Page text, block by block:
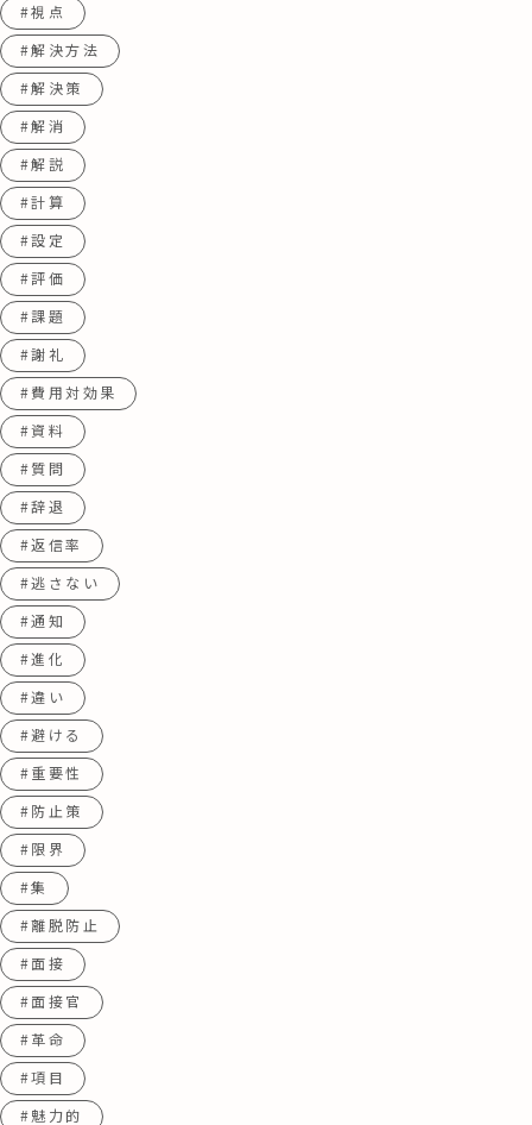
#視点
#解決方法
#解決策
#解消
#解説
#計算
#設定
#評価
#課題
#謝礼
#費用対効果
#資料
#質問
#辞退
#返信率
#逃さない
#通知
#進化
#違い
#避ける
#重要性
#防止策
#限界
#集
#離脱防止
#面接
#面接官
#革命
#項目
#魅力的